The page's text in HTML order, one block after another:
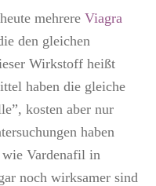
mehrere Viagra
den gleichen
Wirkstoff heißt
haben die gleiche
kosten aber nur
haben
Vardenafil in
noch wirksamer sind